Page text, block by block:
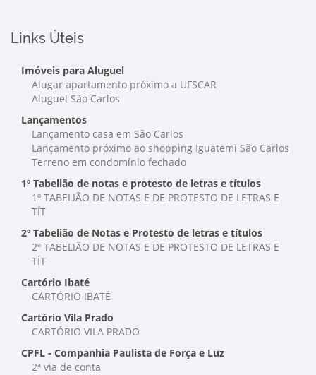
Links Úteis
Imóveis para Aluguel
Alugar apartamento próximo a UFSCAR
Aluguel São Carlos
Lançamentos
Lançamento casa em São Carlos
Lançamento próximo ao shopping Iguatemi São Carlos
Terreno em condomínio fechado
1º Tabelião de notas e protesto de letras e títulos
1º TABELIÃO DE NOTAS E DE PROTESTO DE LETRAS E
TÍT
2º Tabelião de Notas e Protesto de letras e títulos
2º TABELIÃO DE NOTAS E DE PROTESTO DE LETRAS E
TÍT
Cartório Ibaté
CARTÓRIO IBATÉ
Cartório Vila Prado
CARTÓRIO VILA PRADO
CPFL - Companhia Paulista de Força e Luz
2ª via de conta